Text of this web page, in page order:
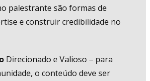
palestrante são formas de
e construir credibilidade no
Direcionado e Valioso – para
o conteúdo deve ser